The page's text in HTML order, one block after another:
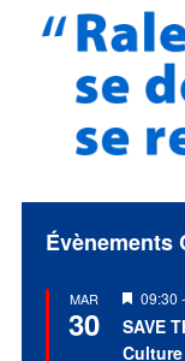
Évènements
MAR
30
Mis
en
avant
09:30 -
SAVE